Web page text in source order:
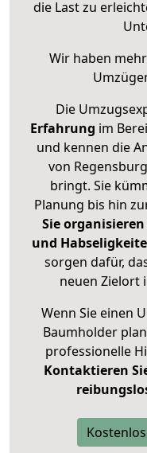
die Last zu
Wir haben
Die
Erfahrung im
und kennen die
von
bringt. Sie
Planung bis hin
Sie
und
sorgen dafür,
neuen Zielort
Wenn Sie einen
Baumholder
professionelle
Kontaktieren